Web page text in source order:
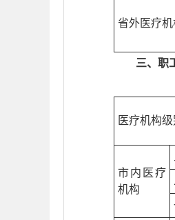
省外医疗机
三、职
医疗机构级
市内医疗
机构